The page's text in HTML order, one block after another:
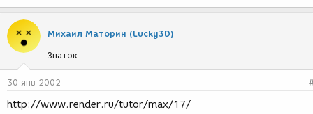
Михаил Маторин (Lucky3D)
Знаток
30 янв 2002
http://www.render.ru/tutor/max/17/